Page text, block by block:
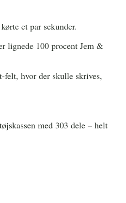
et par sekunder.
lignede 100 procent Jem &
felt, hvor der skulle skrives,
med 303 dele – helt